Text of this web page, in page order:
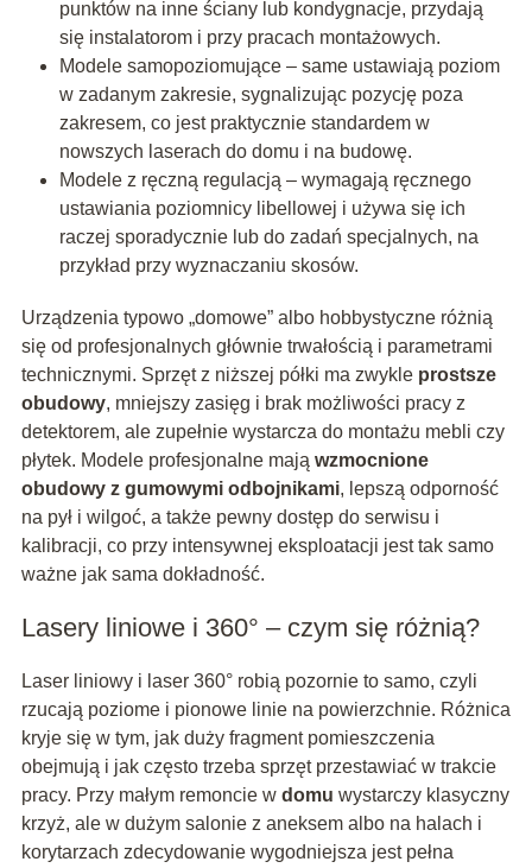
punktów na inne ściany lub kondygnacje, przydają
się instalatorom i przy pracach montażowych.
Modele samopoziomujące – same ustawiają poziom
w zadanym zakresie, sygnalizując pozycję poza
zakresem, co jest praktycznie standardem w
nowszych laserach do domu i na budowę.
Modele z ręczną regulacją – wymagają ręcznego
ustawiania poziomnicy libellowej i używa się ich
raczej sporadycznie lub do zadań specjalnych, na
przykład przy wyznaczaniu skosów.
Urządzenia typowo „domowe” albo hobbystyczne różnią
się od profesjonalnych głównie trwałością i parametrami
technicznymi. Sprzęt z niższej półki ma zwykle prostsze
obudowy, mniejszy zasięg i brak możliwości pracy z
detektorem, ale zupełnie wystarcza do montażu mebli czy
płytek. Modele profesjonalne mają wzmocnione
obudowy z gumowymi odbojnikami, lepszą odporność
na pył i wilgoć, a także pewny dostęp do serwisu i
kalibracji, co przy intensywnej eksploatacji jest tak samo
ważne jak sama dokładność.
Lasery liniowe i 360° – czym się różnią?
Laser liniowy i laser 360° robią pozornie to samo, czyli
rzucają poziome i pionowe linie na powierzchnie. Różnica
kryje się w tym, jak duży fragment pomieszczenia
obejmują i jak często trzeba sprzęt przestawiać w trakcie
pracy. Przy małym remoncie w domu wystarczy klasyczny
krzyż, ale w dużym salonie z aneksem albo na halach i
korytarzach zdecydowanie wygodniejsza jest pełna